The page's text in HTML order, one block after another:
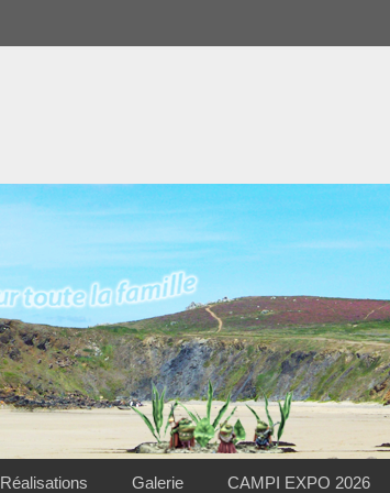
Réalisations Galerie CAMPI EXPO 2026